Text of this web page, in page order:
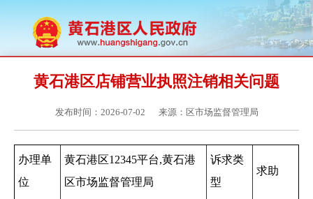
黄石港区店铺营业执照注销相关问题
发布时间：2026-07-02 来源：区市场监督管理局
办理单
位
黄石港区12345平台,黄石港
区市场监督管理局
诉求类
型
求助